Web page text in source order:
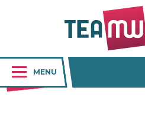
MENU